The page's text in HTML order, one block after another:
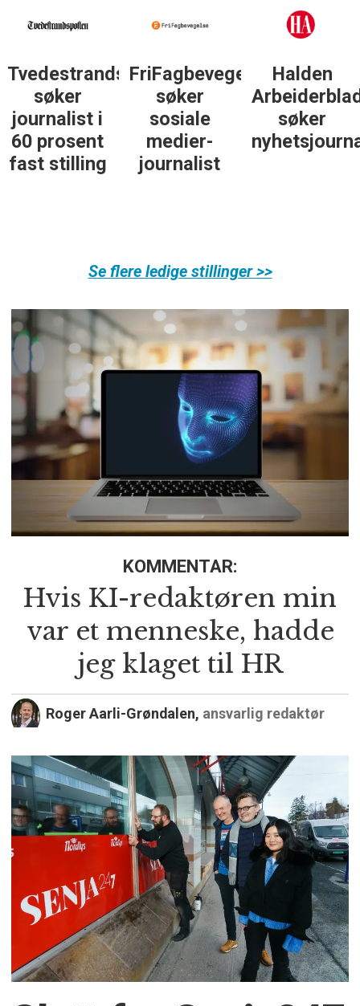
Halden
Arbeiderblad
søker
nyhetsjournalist
Støttegruppa
25. juni
søker
journalist
Journalist
med teft
for digitale
spor? Bli
Se flere ledige stillinger >>
KOMMENTAR:
Hvis KI-redaktøren min
var et menneske, hadde
jeg klaget til HR
Roger Aarli-Grøndalen, ansvarlig redaktør